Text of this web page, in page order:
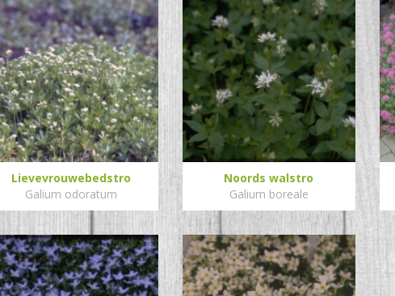
Lievevrouwebedstro
Galium odoratum
Noords walstro
Galium boreale